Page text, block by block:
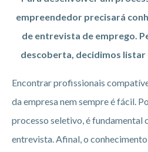
empreendedor precisará
de entrevista de emprego.
descoberta, decidimos listar
Encontrar profissionais
da empresa nem sempre é fácil.
processo seletivo, é fundamental
entrevista. Afinal, o